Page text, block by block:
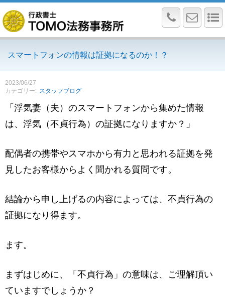
スマートフォンの情報は証拠になるのか！？
2023/06/27
カテゴリー
スタッフブログ
「浮気妻（夫）のスマートフォンから集めた情報
は、浮気（不貞行為）の証拠になりますか？」
配偶者の携帯やスマホから有力と思われる証拠を発
見したお客様からよく聞かれる質問です。
結論から申し上げるの内容によっては、不貞行為の
証拠になり得ます。
ます。
まずはじめに、「不貞行為」の意味は、ご理解頂い
ていますでしょうか？